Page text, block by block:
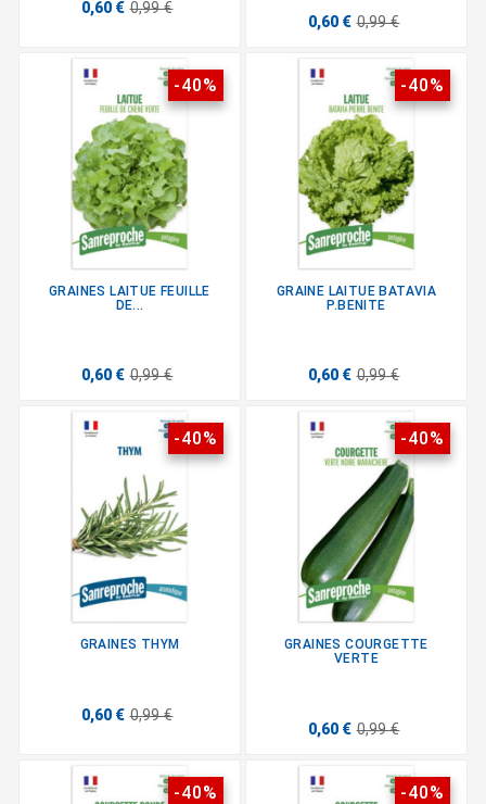
0,60 € 0,99 €
0,60 € 0,99 €
-40%
GRAINES LAITUE FEUILLE
DE...
0,60 € 0,99 €
-40%
GRAINE LAITUE BATAVIA
P.BENITE
0,60 € 0,99 €
-40%
GRAINES THYM
0,60 € 0,99 €
-40%
GRAINES COURGETTE
VERTE
0,60 € 0,99 €
-40% -40%